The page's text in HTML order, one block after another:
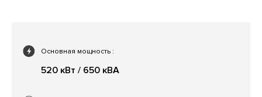
Основная мощность :
520 кВт / 650 кВА